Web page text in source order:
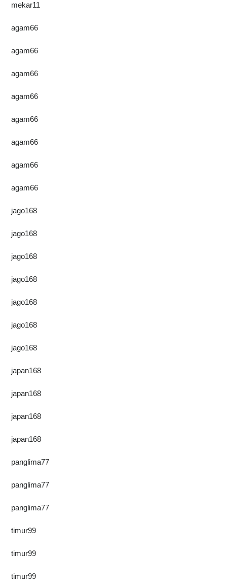
mekar11
agam66
agam66
agam66
agam66
agam66
agam66
agam66
agam66
jago168
jago168
jago168
jago168
jago168
jago168
jago168
japan168
japan168
japan168
japan168
panglima77
panglima77
panglima77
timur99
timur99
timur99